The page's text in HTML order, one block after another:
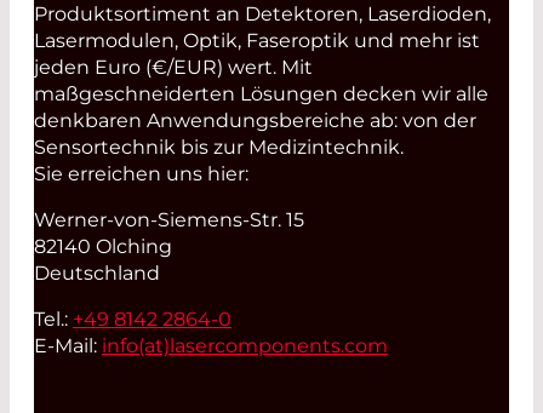
Produktsortiment an Detektoren, Laserdioden,
Lasermodulen, Optik, Faseroptik und mehr ist
jeden Euro (€/EUR) wert. Mit
maßgeschneiderten Lösungen decken wir alle
denkbaren Anwendungsbereiche ab: von der
Sensortechnik bis zur Medizintechnik.
Sie erreichen uns hier:
Werner-von-Siemens-Str. 15
82140 Olching
Deutschland
Tel.: +49 8142 2864-0
E-Mail: info(at)lasercomponents.com